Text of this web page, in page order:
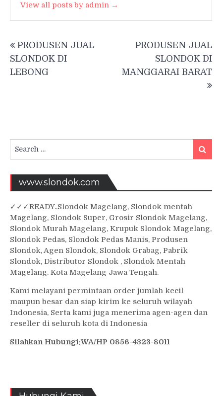
View all posts by admin →
navigation
PRODUSEN JUAL
SLONDOK DI
LEBONG
PRODUSEN JUAL
SLONDOK DI
MANGGARAI BARAT
for:
Search
www.slondok.com
✓ ✓✓READY..Slondok Magelang, Slondok mentah
Magelang, Slondok Super, Grosir Slondok Magelang,
Slondok Murah Magelang, Krupuk Slondok Magelang,
Slondok Pedas, Slondok Pedas Manis, Produsen
Slondok, Agen Slondok, Slondok Grabag, Pabrik
Slondok, Distributor Slondok , Slondok Mentah
Magelang. Kota Magelang Jawa Tengah.
Kami melayani permintaan order jumlah kecil
maupun besar dan siap kirim ke seluruh wilayah
Indonesia, Serta kami juga menerima agen-agen dan
reseller di seluruh kota di Indonesia
Silahkan Hubungi:WA/HP 0856-4323-8011